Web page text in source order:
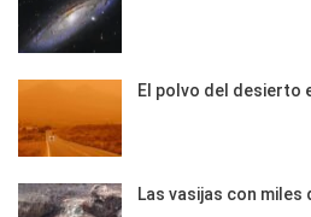
El polvo del desierto
Las vasijas con